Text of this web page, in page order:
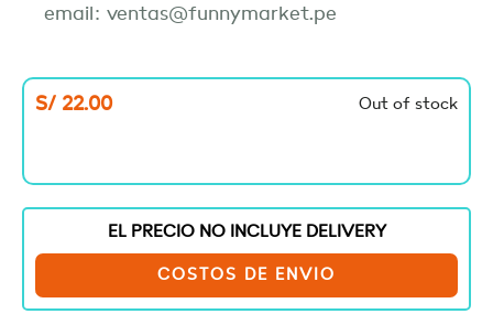
email: ventas@funnymarket.pe
S/ 22.00 Out of stock
EL PRECIO NO INCLUYE DELIVERY
COSTOS DE ENVIO